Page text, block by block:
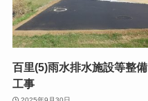
百里(5)雨水排水施設等整備
工事